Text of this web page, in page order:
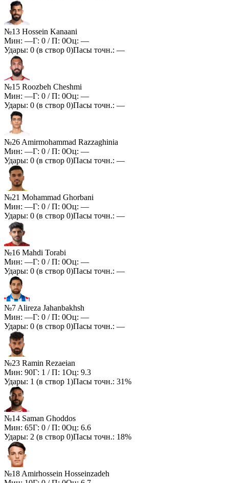
№13 Hossein Kanaani
Мин: —Г: 0 / П: 0Оц: —
Удары: 0 (в створ 0)Пасы точн.: —
№15 Roozbeh Cheshmi
Мин: —Г: 0 / П: 0Оц: —
Удары: 0 (в створ 0)Пасы точн.: —
№26 Amirmohammad Razzaghinia
Мин: —Г: 0 / П: 0Оц: —
Удары: 0 (в створ 0)Пасы точн.: —
№21 Mohammad Ghorbani
Мин: —Г: 0 / П: 0Оц: —
Удары: 0 (в створ 0)Пасы точн.: —
№16 Mahdi Torabi
Мин: —Г: 0 / П: 0Оц: —
Удары: 0 (в створ 0)Пасы точн.: —
№7 Alireza Jahanbakhsh
Мин: —Г: 0 / П: 0Оц: —
Удары: 0 (в створ 0)Пасы точн.: —
№23 Ramin Rezaeian
Мин: 90Г: 1 / П: 1Оц: 9.3
Удары: 1 (в створ 1)Пасы точн.: 31%
№14 Saman Ghoddos
Мин: 65Г: 0 / П: 0Оц: 6.6
Удары: 2 (в створ 0)Пасы точн.: 18%
№18 Amirhossein Hosseinzadeh